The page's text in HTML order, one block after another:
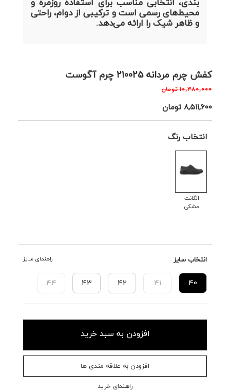
کفش چرم مردانه 210025 چرم آگوست
۱۰,۳۸۰,۰۰۰ تومان
۸,۵۱۱,۶۰۰تومان
انتخاب رنگ
الگانت
مشکی
انتخاب سایز راهنمای سایز
40
41
42
43
44
افزودن به سبد خرید
افزودن به علاقه مندی ها
راهنمای خرید
محیط‌های رسمی است و ترکیبی از دوام، راحتی
و ظاهر شیک را ارائه می‌دهد.